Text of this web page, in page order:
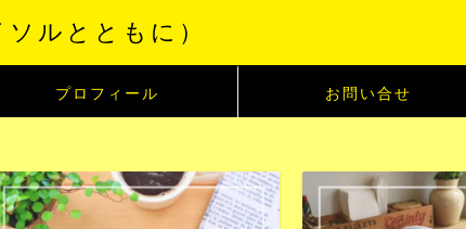
ルとともに）
プロフィール お問い合せ